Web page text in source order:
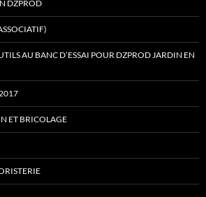
DZPROD
AU BANC D’ESSAI POUR DZPROD JARDIN EN
ET BRICOLAGE